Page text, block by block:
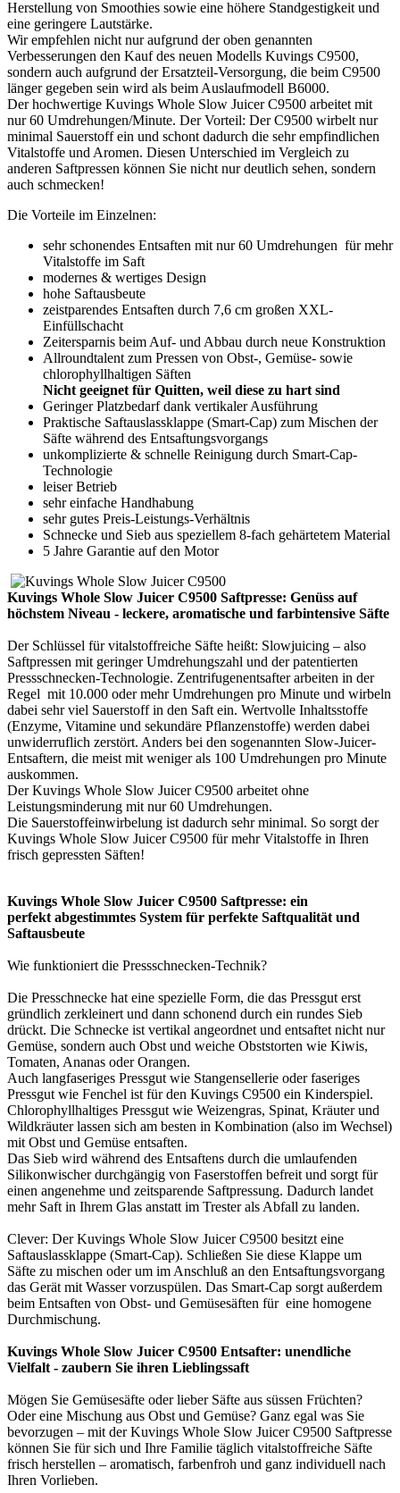
Herstellung von Smoothies sowie eine höhere Standgestigkeit und
eine geringere Lautstärke.
Wir empfehlen nicht nur aufgrund der oben genannten
Verbesserungen den Kauf des neuen Modells Kuvings C9500,
sondern auch aufgrund der Ersatzteil-Versorgung, die beim C9500
länger gegeben sein wird als beim Auslaufmodell B6000.
Der hochwertige Kuvings Whole Slow Juicer C9500 arbeitet mit
nur 60 Umdrehungen/Minute. Der Vorteil: Der C9500 wirbelt nur
minimal Sauerstoff ein und schont dadurch die sehr empfindlichen
Vitalstoffe und Aromen. Diesen Unterschied im Vergleich zu
anderen Saftpressen können Sie nicht nur deutlich sehen, sondern
auch schmecken!
Die Vorteile im Einzelnen:
sehr schonendes Entsaften mit nur 60 Umdrehungen für mehr
Vitalstoffe im Saft
modernes & wertiges Design
hohe Saftausbeute
zeistparendes Entsaften durch 7,6 cm großen XXL-
Einfüllschacht
Zeitersparnis beim Auf- und Abbau durch neue Konstruktion
Allroundtalent zum Pressen von Obst-, Gemüse- sowie
chlorophyllhaltigen Säften
Nicht geeignet für Quitten, weil diese zu hart sind
Geringer Platzbedarf dank vertikaler Ausführung
Praktische Saftauslassklappe (Smart-Cap) zum Mischen der
Säfte während des Entsaftungsvorgangs
unkomplizierte & schnelle Reinigung durch Smart-Cap-
Technologie
leiser Betrieb
sehr einfache Handhabung
sehr gutes Preis-Leistungs-Verhältnis
Schnecke und Sieb aus speziellem 8-fach gehärtetem Material
5 Jahre Garantie auf den Motor
Kuvings Whole Slow Juicer C9500 Saftpresse: Genüss auf
höchstem Niveau - leckere, aromatische und farbintensive Säfte
Der Schlüssel für vitalstoffreiche Säfte heißt: Slowjuicing – also
Saftpressen mit geringer Umdrehungszahl und der patentierten
Pressschnecken-Technologie. Zentrifugenentsafter arbeiten in der
Regel mit 10.000 oder mehr Umdrehungen pro Minute und wirbeln
dabei sehr viel Sauerstoff in den Saft ein. Wertvolle Inhaltsstoffe
(Enzyme, Vitamine und sekundäre Pflanzenstoffe) werden dabei
unwiderruflich zerstört. Anders bei den sogenannten Slow-Juicer-
Entsaftern, die meist mit weniger als 100 Umdrehungen pro Minute
auskommen.
Der Kuvings Whole Slow Juicer C9500 arbeitet ohne
Leistungsminderung mit nur 60 Umdrehungen.
Die Sauerstoffeinwirbelung ist dadurch sehr minimal. So sorgt der
Kuvings Whole Slow Juicer C9500 für mehr Vitalstoffe in Ihren
frisch gepressten Säften!
Kuvings Whole Slow Juicer C9500 Saftpresse: ein
perfekt abgestimmtes System für perfekte Saftqualität und
Saftausbeute
Wie funktioniert die Pressschnecken-Technik?
Die Presschnecke hat eine spezielle Form, die das Pressgut erst
gründlich zerkleinert und dann schonend durch ein rundes Sieb
drückt. Die Schnecke ist vertikal angeordnet und entsaftet nicht nur
Gemüse, sondern auch Obst und weiche Obststorten wie Kiwis,
Tomaten, Ananas oder Orangen.
Auch langfaseriges Pressgut wie Stangensellerie oder faseriges
Pressgut wie Fenchel ist für den Kuvings C9500 ein Kinderspiel.
Chlorophyllhaltiges Pressgut wie Weizengras, Spinat, Kräuter und
Wildkräuter lassen sich am besten in Kombination (also im Wechsel)
mit Obst und Gemüse entsaften.
Das Sieb wird während des Entsaftens durch die umlaufenden
Silikonwischer durchgängig von Faserstoffen befreit und sorgt für
einen angenehme und zeitsparende Saftpressung. Dadurch landet
mehr Saft in Ihrem Glas anstatt im Trester als Abfall zu landen.
Clever: Der Kuvings Whole Slow Juicer C9500 besitzt eine
Saftauslassklappe (Smart-Cap). Schließen Sie diese Klappe um
Säfte zu mischen oder um im Anschluß an den Entsaftungsvorgang
das Gerät mit Wasser vorzuspülen. Das Smart-Cap sorgt außerdem
beim Entsaften von Obst- und Gemüsesäften für eine homogene
Durchmischung.
Kuvings Whole Slow Juicer C9500 Entsafter: unendliche
Vielfalt - zaubern Sie ihren Lieblingssaft
Mögen Sie Gemüsesäfte oder lieber Säfte aus süssen Früchten?
Oder eine Mischung aus Obst und Gemüse? Ganz egal was Sie
bevorzugen – mit der Kuvings Whole Slow Juicer C9500 Saftpresse
können Sie für sich und Ihre Familie täglich vitalstoffreiche Säfte
frisch herstellen – aromatisch, farbenfroh und ganz individuell nach
Ihren Vorlieben.